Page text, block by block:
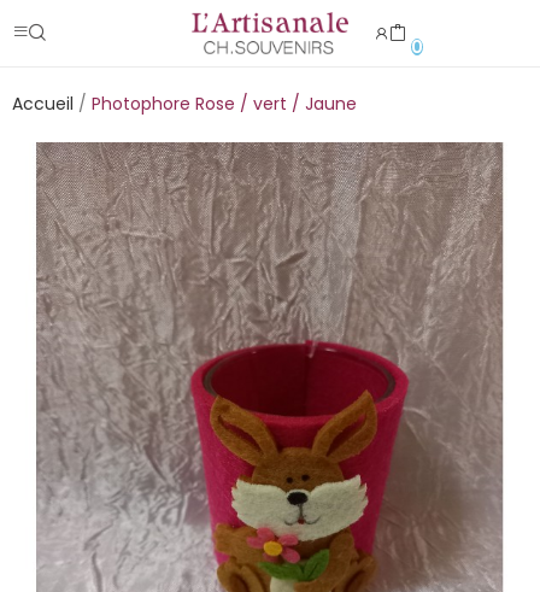
0
Accueil Photophore Rose / vert / Jaune